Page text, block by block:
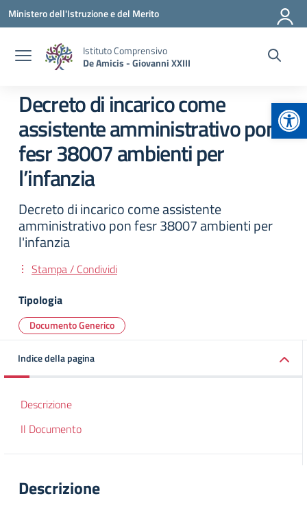
Vai ai contenuti
Vai al menu di navigazione
Vai al footer
Ministero dell'Istruzione e del Merito
Istituto Comprensivo
De Amicis - Giovanni XXIII
Decreto di incarico come
assistente amministrativo pon
fesr 38007 ambienti per
l’infanzia
Decreto di incarico come assistente
amministrativo pon fesr 38007 ambienti per
l'infanzia
Stampa / Condividi
Tipologia
Documento Generico
Indice della pagina
Descrizione
Il Documento
Descrizione